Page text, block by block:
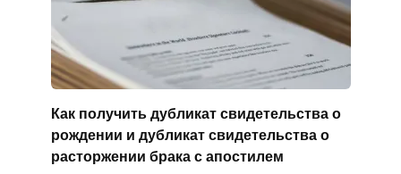
Как получить дубликат свидетельства о
рождении и дубликат свидетельства о
расторжении брака с апостилем